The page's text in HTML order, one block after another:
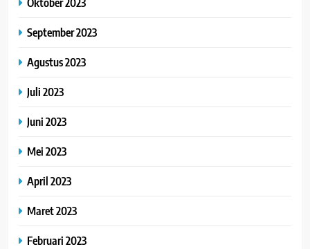
September 2023
Agustus 2023
Juli 2023
Juni 2023
Mei 2023
April 2023
Maret 2023
Februari 2023